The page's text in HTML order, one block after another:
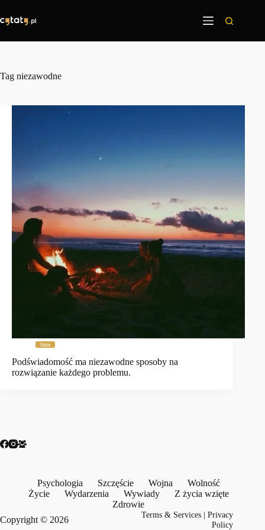
treści
Tag niezawodne
Inne
Podświadomość ma niezawodne sposoby na
rozwiązanie każdego problemu.
Psychologia Szczęście Wojna
Wolność
Życie
Wydarzenia Wywiady
Z życia wzięte
Zdrowie
Copyright © 2026
Terms & Services |Privacy
Policy